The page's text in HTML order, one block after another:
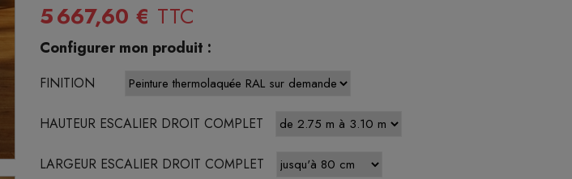
5 667,60 € TTC
Configurer mon produit :
FINITION
HAUTEUR ESCALIER DROIT COMPLET
LARGEUR ESCALIER DROIT COMPLET